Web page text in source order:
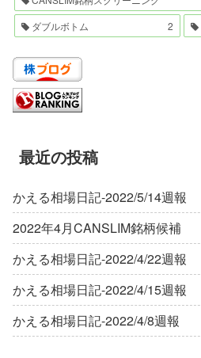
ダブルボトム
2
最近の投稿
かえる相場日記-2022/5/14週報
2022年4月CANSLIM銘柄候補
かえる相場日記-2022/4/22週報
かえる相場日記-2022/4/15週報
かえる相場日記-2022/4/8週報